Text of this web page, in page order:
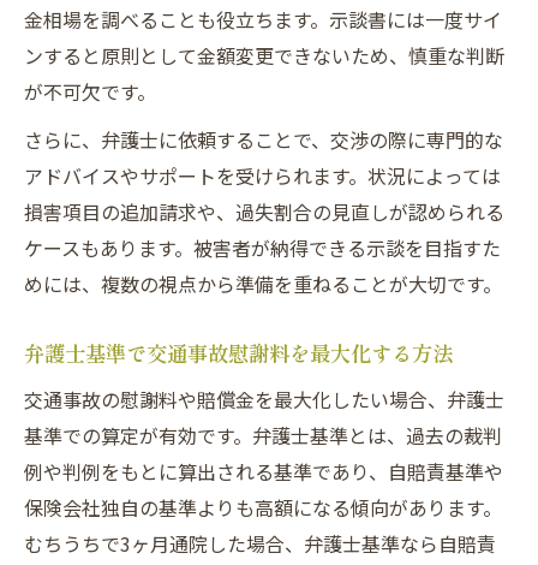
金相場を調べることも役立ちます。示談書には一度サイ
ンすると原則として金額変更できないため、慎重な判断
が不可欠です。
さらに、弁護士に依頼することで、交渉の際に専門的な
アドバイスやサポートを受けられます。状況によっては
損害項目の追加請求や、過失割合の見直しが認められる
ケースもあります。被害者が納得できる示談を目指すた
めには、複数の視点から準備を重ねることが大切です。
弁護士基準で交通事故慰謝料を最大化する方法
交通事故の慰謝料や賠償金を最大化したい場合、弁護士
基準での算定が有効です。弁護士基準とは、過去の裁判
例や判例をもとに算出される基準であり、自賠責基準や
保険会社独自の基準よりも高額になる傾向があります。
むちうちで3ヶ月通院した場合、弁護士基準なら自賠責